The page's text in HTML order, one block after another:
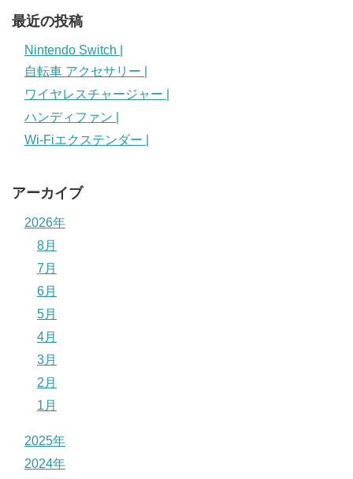
最近の投稿
Nintendo Switch |
自転車 アクセサリー |
ワイヤレスチャージャー |
ハンディファン |
Wi-Fiエクステンダー |
アーカイブ
2026年
8月
7月
6月
5月
4月
3月
2月
1月
2025年
2024年